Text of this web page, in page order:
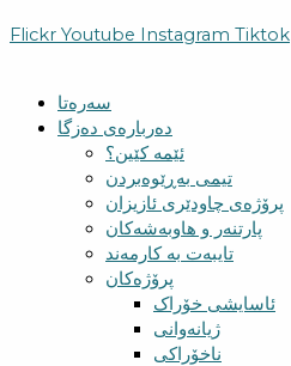
Flickr Youtube Instagram Tiktok
سەرەتا
دەربارەی دەزگا
ئێمە کێین؟
تیمی بەڕێوەبردن
پرۆژەی چاودێری ئازیزان
پارتنەر و هاوبەشەکان
تایبەت بە کارمەند
پرۆژەکان
ئاسایشی خۆراک
ژیانەوانی
ناخۆراکی